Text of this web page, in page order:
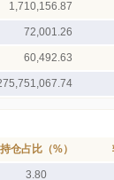
1,710,156.87
72,001.26
60,492.63
持仓占比（%）
3.80